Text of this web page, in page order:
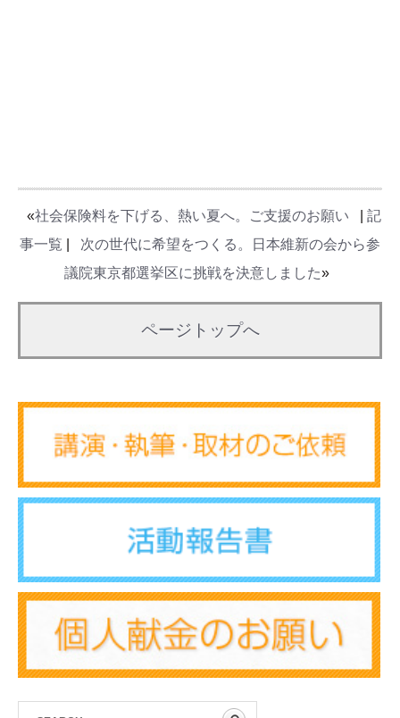
«社会保険料を下げる、熱い夏へ。ご支援のお願い
記
事一覧
次の世代に希望をつくる。日本維新の会から参
議院東京都選挙区に挑戦を決意しました»
ページトップへ